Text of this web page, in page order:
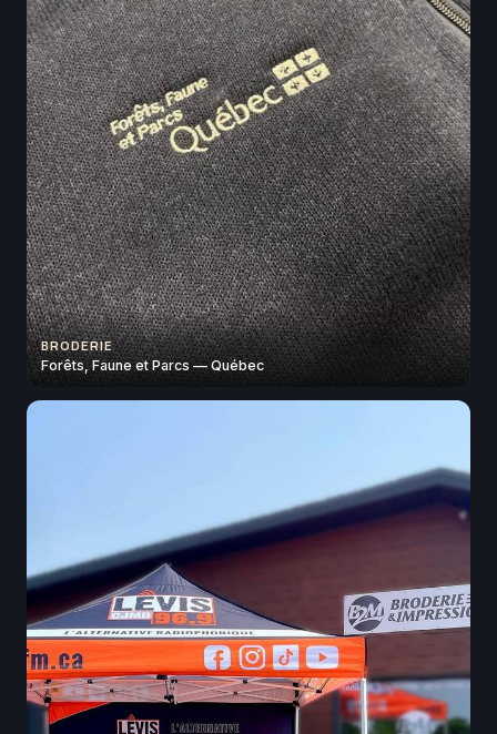
BRODERIE
Forêts, Faune et Parcs — Québec